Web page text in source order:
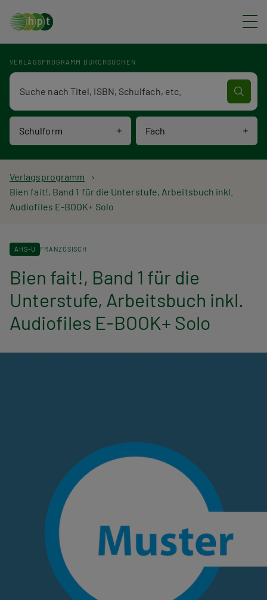
VERLAGSPROGRAMM DURCHSUCHEN
Schulform Fach
Verlagsprogramm Volltextsuche
P
f
d
n
a
v
i
Verlagsprogramm
Bien fait!, Band 1 für die Unterstufe, Arbeitsbuch inkl.
Audiofiles E-BOOK+ Solo
AHS-U FRANZÖSISCH
Bien fait!, Band 1 für die
Unterstufe, Arbeitsbuch inkl.
Audiofiles E-BOOK+ Solo